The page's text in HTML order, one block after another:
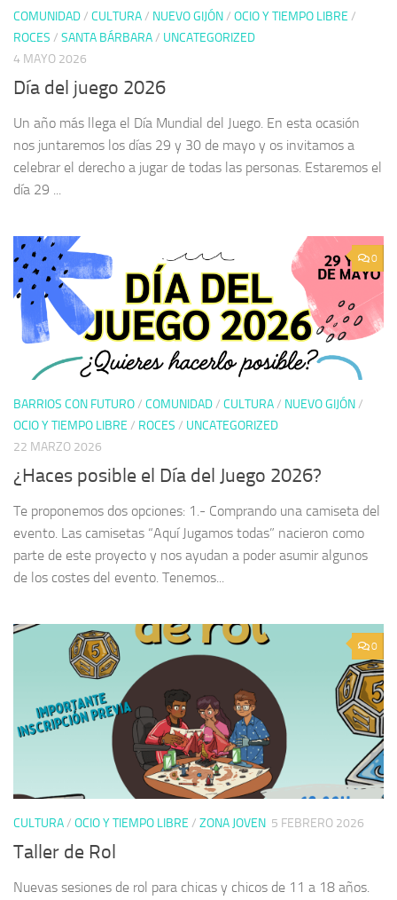
COMUNIDAD/ CULTURA/ NUEVO GIJÓN/ OCIO Y TIEMPO LIBRE /
ROCES / SANTA BÁRBARA/ UNCATEGORIZED
4 MAYO 2026
Día del juego 2026
Un año más llega el Día Mundial del Juego. En esta ocasión
nos juntaremos los días 29 y 30 de mayo y os invitamos a
celebrar el derecho a jugar de todas las personas. Estaremos el
día 29 ...
0
BARRIOS CON FUTURO/ COMUNIDAD/ CULTURA/ NUEVO GIJÓN/
OCIO Y TIEMPO LIBRE / ROCES / UNCATEGORIZED
22 MARZO 2026
¿Haces posible el Día del Juego 2026?
Te proponemos dos opciones: 1.- Comprando una camiseta del
evento. Las camisetas “Aquí Jugamos todas” nacieron como
parte de este proyecto y nos ayudan a poder asumir algunos
de los costes del evento. Tenemos...
0
CULTURA/ OCIO Y TIEMPO LIBRE / ZONA JOVEN 5 FEBRERO 2026
Taller de Rol
Nuevas sesiones de rol para chicas y chicos de 11 a 18 años.